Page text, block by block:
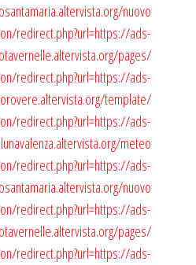
nuovo
redirect.php?url=https://ads-
pages/
redirect.php?url=https://ads-
template/
redirect.php?url=https://ads-
meteo
redirect.php?url=https://ads-
nuovo
redirect.php?url=https://ads-
pages/
redirect.php?url=https://ads-